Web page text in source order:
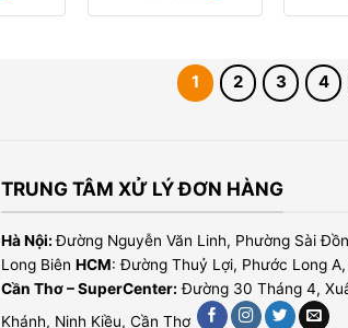
1 2 3 4
TRUNG TÂM XỬ LÝ ĐƠN HÀNG
Hà Nội:Đường Nguyễn Văn Linh, Phường Sài
Long BiênHCM: Đường Thuỷ Lợi, Phước Long A,
Cần Thơ – SuperCenter: Đường 30 Tháng 4,
Khánh, Ninh Kiều, Cần Thơ